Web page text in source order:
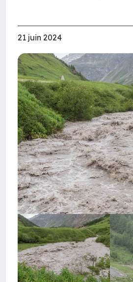
21 juin 2024